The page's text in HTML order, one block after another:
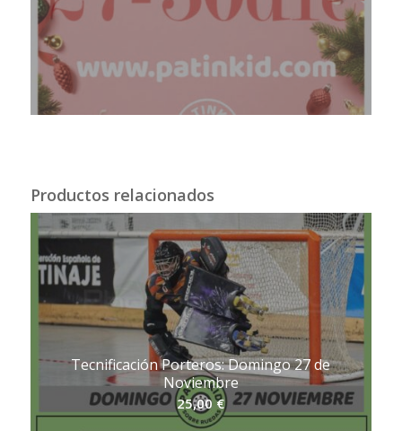
Productos relacionados
Tecnificación Porteros: Domingo 27 de
Noviembre
25,00€